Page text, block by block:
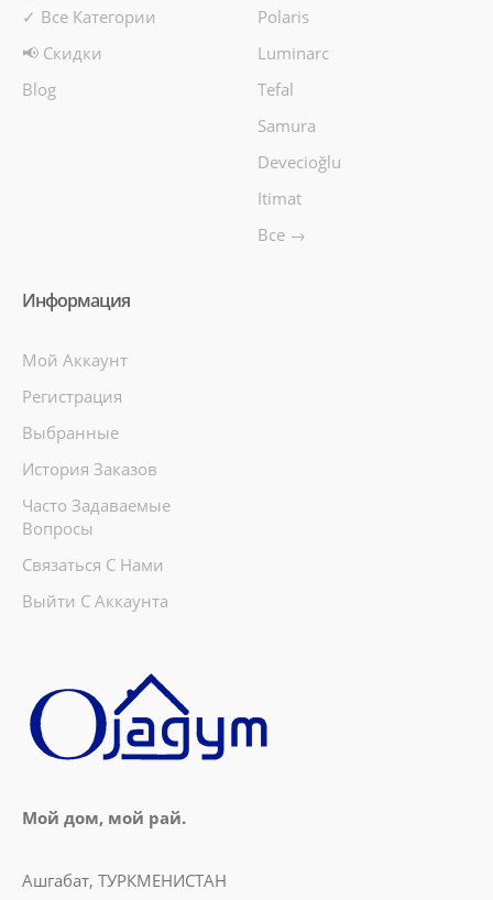
✓ Все Категории
📢 Скидки
Blog
Polaris
Luminarc
Tefal
Samura
Devecioğlu
Itimat
Все →
Информация
Мой Аккаунт
Регистрация
Выбранные
История Заказов
Часто Задаваемые
Вопросы
Связаться С Нами
Выйти С Аккаунта
Мой дом, мой рай.
Ашгабат, ТУРКМЕНИСТАН